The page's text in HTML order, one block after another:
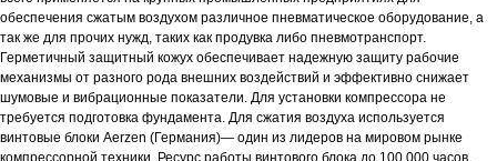
обеспечения сжатым воздухом различное пневматическое оборудование, а
так же для прочих нужд, таких как продувка либо пневмотранспорт.
Герметичный защитный кожух обеспечивает надежную защиту рабочие
механизмы от разного рода внешних воздействий и эффективно снижает
шумовые и вибрационные показатели. Для установки компрессора не
требуется подготовка фундамента. Для сжатия воздуха используется
винтовые блоки Aerzen (Германия)— один из лидеров на мировом рынке
компрессорной техники. Ресурс работы винтового блока до 100 000 часов.